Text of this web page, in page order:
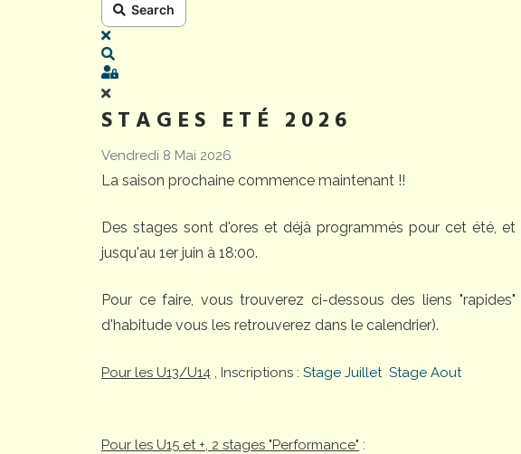
Search
x
Sign In
STAGES ETÉ 2026
Vendredi 8 Mai 2026
La saison prochaine commence maintenant !!
Des stages sont d'ores et déjà programmés pour cet été,
jusqu'au 1er juin à 18:00.
Pour ce faire, vous trouverez ci-dessous des liens
d'habitude vous les retrouverez dans le calendrier).
Pour les U13/U14 , Inscriptions : Stage Juillet Stage Aout
Pour les U15 et +, 2 stages "Performance" :